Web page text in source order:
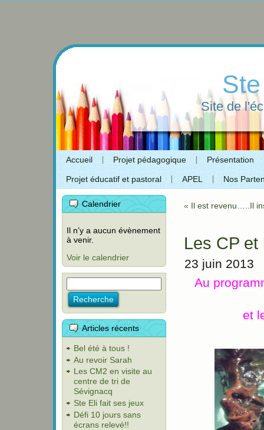
Site de
Accueil Projet pédagogique Présentation
Projet éducatif et pastoral APEL Nos
Calendrier
Il n’y a aucun évènement
à venir.
Voir le calendrier
Articles récents
Bel été à tous !
Au revoir Sarah
Les CM2 en visite au
centre de tri de
Sévignacq
Ste Eli fait ses jeux
Défi 10 jours sans
écrans relevé!!
« Il est revenu…..Il
Les CP
23 juin 2013
Au
et